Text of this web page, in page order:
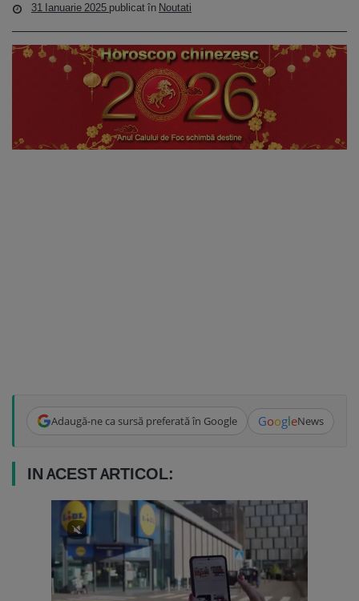
31 Ianuarie 2025 publicat în Noutati
Adaugă-ne ca sursă preferată în Google GoogleNews
IN ACEST ARTICOL: